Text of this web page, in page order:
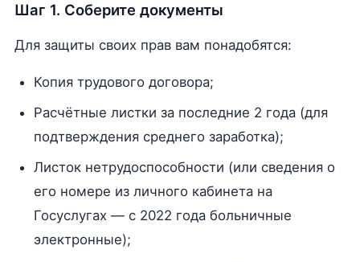
Шаг 1. Соберите документы
Для защиты своих прав вам понадобятся:
Копия трудового договора;
Расчётные листки за последние 2 года (для
подтверждения среднего заработка);
Листок нетрудоспособности (или сведения о
его номере из личного кабинета на
Госуслугах — с 2022 года больничные
электронные);